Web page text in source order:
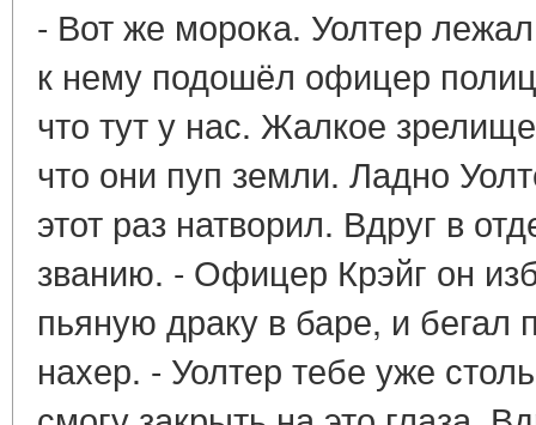
- Вот же морока. Уолтер
к нему подошёл офицер
что тут у нас. Жалкое
что они пуп земли. Ладно
этот раз натворил. Вдруг в
званию. - Офицер Крэйг он
пьяную драку в баре, и
нахер. - Уолтер тебе уже